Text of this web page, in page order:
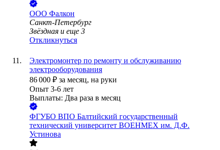
ООО Фалкон
Санкт-Петербург
Звёздная и еще 3
Откликнуться
Электромонтер по ремонту и обслуживанию
электрооборудования
86 000 ₽ за месяц, на руки
Опыт 3-6 лет
Выплаты: Два раза в месяц
ФГУБО ВПО Балтийский государственный
технический университет ВОЕНМЕХ им. Д.Ф.
Устинова